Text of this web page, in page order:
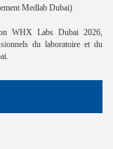
Medlab Dubai)
WHX Labs Dubai 2026,
du laboratoire et du